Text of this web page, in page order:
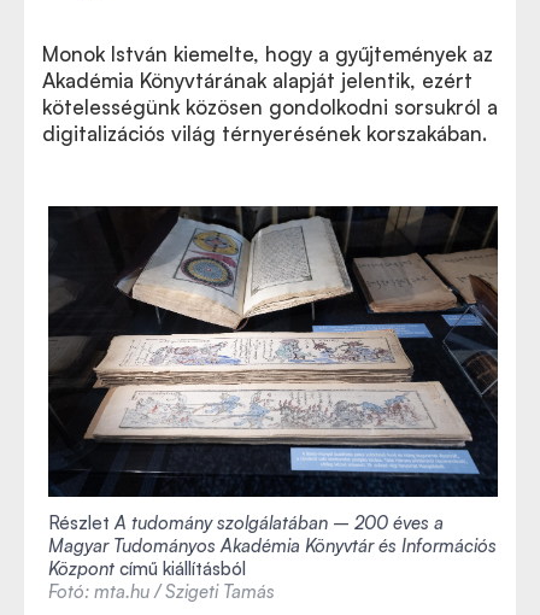
Monok István kiemelte, hogy a gyűjtemények az
Akadémia Könyvtárának alapját jelentik, ezért
kötelességünk közösen gondolkodni sorsukról a
digitalizációs világ térnyerésének korszakában.
Részlet A tudomány szolgálatában – 200 éves a
Magyar Tudományos Akadémia Könyvtár és Információs
Központ című kiállításból
Fotó: mta.hu / Szigeti Tamás